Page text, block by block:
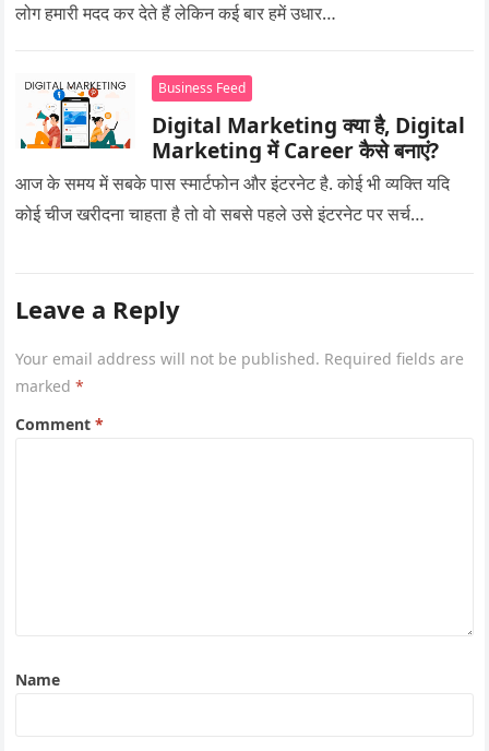
लोग हमारी मदद कर देते हैं लेकिन कई बार हमें उधार…
Business Feed
Digital Marketing क्या है, Digital
Marketing में Career कैसे बनाएं?
आज के समय में सबके पास स्मार्टफोन और इंटरनेट है. कोई भी व्यक्ति यदि
कोई चीज खरीदना चाहता है तो वो सबसे पहले उसे इंटरनेट पर सर्च…
Leave a Reply
Your email address will not be published. Required fields are
marked*
Comment*
Name